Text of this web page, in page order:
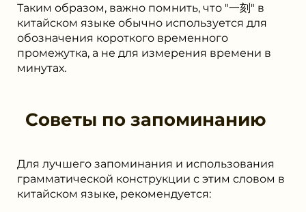
Таким образом, важно помнить, что "⼀刻" в
китайском языке обычно используется для
обозначения короткого временного
промежутка, а не для измерения времени в
минутах.
Советы по запоминанию
Для лучшего запоминания и использования
грамматической конструкции с этим словом в
китайском языке, рекомендуется: